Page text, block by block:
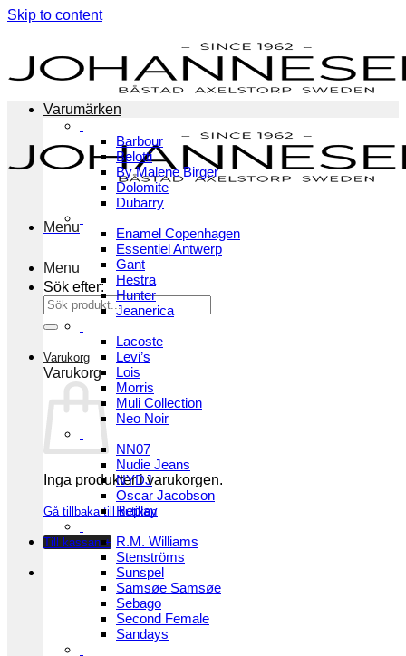
Skip to content
Menu
Menu
Sök efter:
Varukorg
Varukorg
Inga produkter i varukorgen.
Gå tillbaka till butiken
Till kassan +
Varumärken
Barbour
Belotti
By Malene Birger
Dolomite
Dubarry
Enamel Copenhagen
Essentiel Antwerp
Gant
Hestra
Hunter
Jeanerica
Lacoste
Levi’s
Lois
Morris
Muli Collection
Neo Noir
NN07
Nudie Jeans
NYDJ
Oscar Jacobson
Replay
R.M. Williams
Stenströms
Sunspel
Samsøe Samsøe
Sebago
Second Female
Sandays